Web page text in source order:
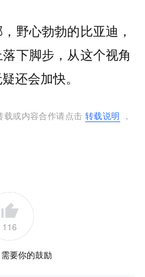
野心勃勃的比亚迪，
下脚步，从这个视角
还会加快。
载或内容合作请点击 转载说明 ，
116
要你的鼓励